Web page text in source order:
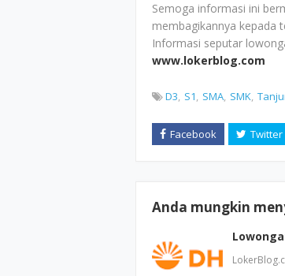
Semoga informasi ini
membagikannya kepada
Informasi seputar
www.lokerblog.com
D3 S1 SMA SMK
Anda mungkin